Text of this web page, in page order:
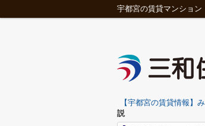
宇都宮の賃貸マンショ
【宇都宮の賃貸情報】
説